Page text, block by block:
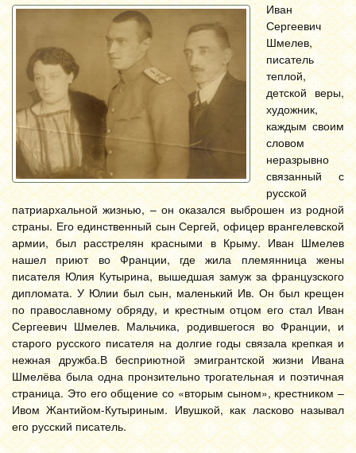
Иван
Сергеевич
Шмелев,
писатель
теплой,
детской веры,
художник,
каждым своим
словом
неразрывно
связанный с
русской
патриархальной жизнью, – он оказался выброшен из родной
страны. Его единственный сын Сергей, офицер врангелевской
армии, был расстрелян красными в Крыму. Иван Шмелев
нашел приют во Франции, где жила племянница жены
писателя Юлия Кутырина, вышедшая замуж за французского
дипломата. У Юлии был сын, маленький Ив. Он был крещен
по православному обряду, и крестным отцом его стал Иван
Сергеевич Шмелев. Мальчика, родившегося во Франции, и
старого русского писателя на долгие годы связала крепкая и
нежная дружба.В бесприютной эмигрантской жизни Ивана
Шмелёва была одна пронзительно трогательная и поэтичная
страница. Это его общение со «вторым сыном», крестником –
Ивом Жантийом-Кутыриным. Ивушкой, как ласково называл
его русский писатель.